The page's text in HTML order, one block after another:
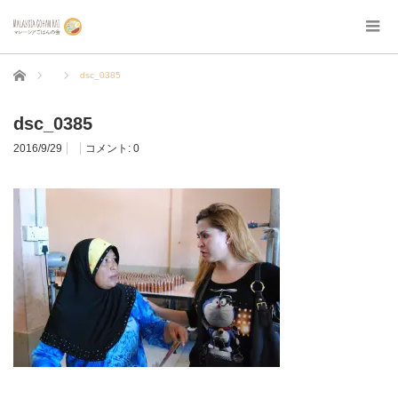
ホーム dsc_0385
dsc_0385
2016/9/29 コメント: 0